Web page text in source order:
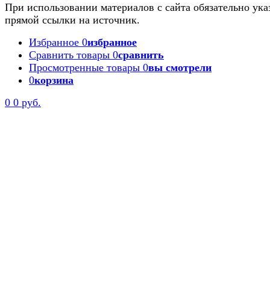
При использовании материалов с сайта обязательно
прямой ссылки на источник.
Избранное 0избранное
Сравнить товары 0сравнить
Просмотренные товары 0вы смотрели
0корзина
0 0 руб.